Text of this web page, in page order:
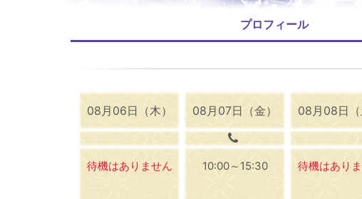
プロフィール
08月06日（木）
待機はありません
08月07日（金）
10:00～15:30
08月08日（
待機はあり